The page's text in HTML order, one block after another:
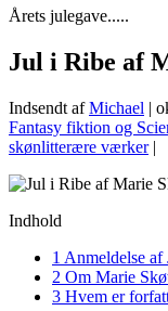
Årets julegave.....
Jul i Ribe af
Indsendt afMichael |
Fantasy fiktion og
skønlitterære værker|
Indhold
1 Anmeldelse af
2 Om Marie
3 Hvem er